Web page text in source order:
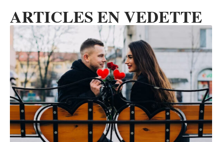
ARTICLES EN VEDETTE